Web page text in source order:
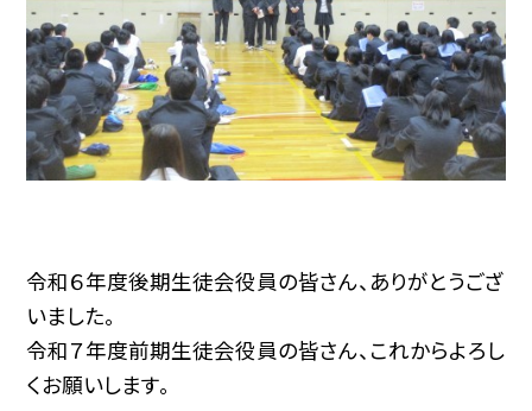
令和６年度後期生徒会役員の皆さん、ありがとうござ
いました。
令和７年度前期生徒会役員の皆さん、これからよろし
くお願いします。